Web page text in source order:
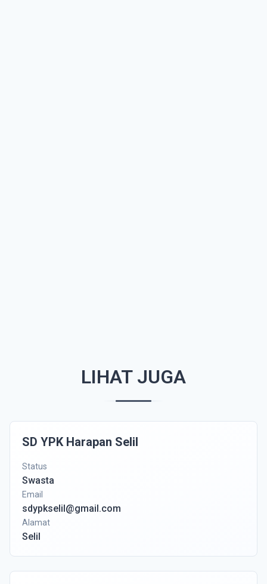
LIHAT JUGA
SD YPK Harapan Selil
Status
Swasta
Email
sdypkselil@gmail.com
Alamat
Selil